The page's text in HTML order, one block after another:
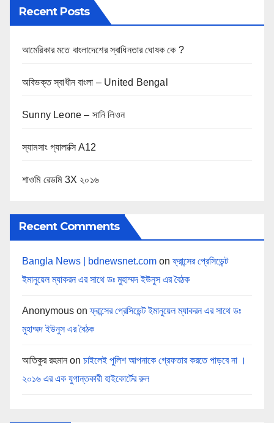
Recent Posts
আমেরিকার মতে বাংলাদেশের স্বাধিনতার ঘোষক কে ?
অবিভক্ত স্বাধীন বাংলা – United Bengal
Sunny Leone – সানি লিওন
স্যামসাং গ্যালাক্সি A12
শাওমি রেডমি 3X ২০১৬
Recent Comments
Bangla News | bdnewsnet.com onফ্রান্সের প্রেসিডেন্ট
ইমানুয়েল ম্যাকরন এর সাথে ডঃ মুহাম্মদ ইউনুস এর বৈঠক
Anonymous onফ্রান্সের প্রেসিডেন্ট ইমানুয়েল ম্যাকরন এর সাথে ডঃ
মুহাম্মদ ইউনুস এর বৈঠক
আতিকুর রহমান on চাইলেই পুলিশ আপনাকে গ্রেফতার করতে পাড়বে না ।
২০১৬ এর এক যুগান্তকারী হাইকোর্টের রুল